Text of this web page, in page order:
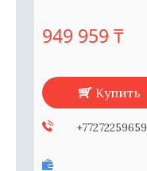
949 959 ₸
Купить
+77272259659